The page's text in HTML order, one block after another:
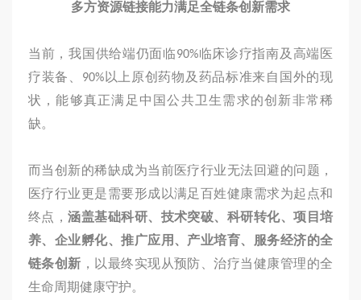
多方资源链接能力满足全链条创新需求
当前，我国供给端仍面临90%临床诊疗指南及高端医
疗装备、90%以上原创药物及药品标准来自国外的现
状，能够真正满足中国公共卫生需求的创新非常稀
缺。
而当创新的稀缺成为当前医疗行业无法回避的问题，
医疗行业更是需要形成以满足百姓健康需求为起点和
终点，涵盖基础科研、技术突破、科研转化、项目培
养、企业孵化、推广应用、产业培育、服务经济的全
链条创新 ，以最终实现从预防、治疗当健康管理的全
生命周期健康守护。